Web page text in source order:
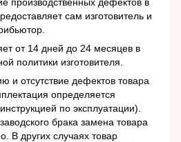
сам изготовитель и
от 14 дней до 24 месяцев в
политики изготовителя.
и отсутствие дефектов товара
определяется
по эксплуатации).
брака замена товара
В других случаях товар